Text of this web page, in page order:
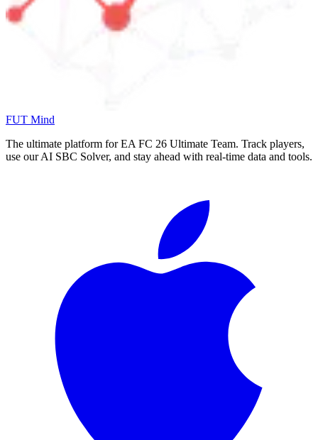
FUT Mind
The ultimate platform for EA FC 26 Ultimate Team. Track players,
use our AI SBC Solver, and stay ahead with real-time data and tools.